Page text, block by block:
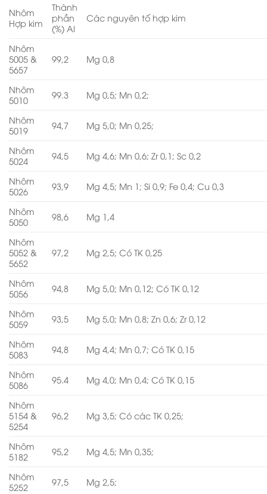
Nhôm
Hợp kim
Thành
phần
(%) Al
Các nguyên tố hợp kim
Nhôm
5005 &
5657
99,2 Mg 0,8
Nhôm
5010
99.3 Mg 0,5; Mn 0,2;
Nhôm
5019
94,7 Mg 5,0; Mn 0,25;
Nhôm
5024
94,5 Mg 4,6; Mn 0,6; Zr 0,1; Sc 0,2
Nhôm
5026
93,9 Mg 4,5; Mn 1; Si 0,9; Fe 0,4; Cu 0,3
Nhôm
5050
98,6 Mg 1,4
Nhôm
5052 &
5652
97,2 Mg 2,5; Có TK 0,25
Nhôm
5056
94,8 Mg 5,0; Mn 0,12; Có TK 0,12
Nhôm
5059
93,5 Mg 5,0; Mn 0,8; Zn 0,6; Zr 0,12
Nhôm
5083
94,8 Mg 4,4; Mn 0,7; Có TK 0,15
Nhôm
5086
95.4 Mg 4,0; Mn 0,4; Có TK 0,15
Nhôm
5154 &
5254
96,2 Mg 3,5; Có các TK 0,25;
Nhôm
5182
95,2 Mg 4,5; Mn 0,35;
Nhôm
5252
97,5 Mg 2,5;